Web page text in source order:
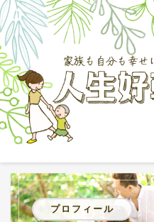
プロフィール